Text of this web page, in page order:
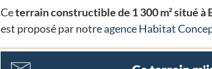
Ceterrain constructible de 1 300 m² situé à
est proposé par notreagence Habitat